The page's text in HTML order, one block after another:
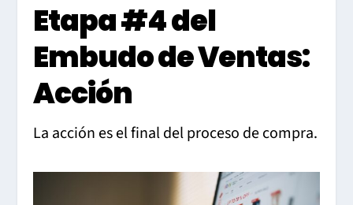
Etapa #4 del
Embudo de Ventas:
Acción
La acción es el final del proceso de compra.